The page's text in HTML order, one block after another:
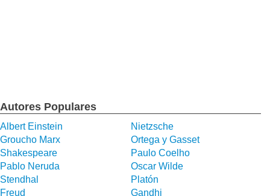
Autores Populares
Albert Einstein
Nietzsche
Groucho Marx
Ortega y Gasset
Shakespeare
Paulo Coelho
Pablo Neruda
Oscar Wilde
Stendhal
Platón
Freud
Gandhi